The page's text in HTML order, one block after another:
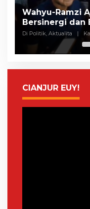
Selisih Suara
Herman-Ibang,
Wahyu-Ramzi
Di Politik, Aktualita |
CIANJUR EUY!